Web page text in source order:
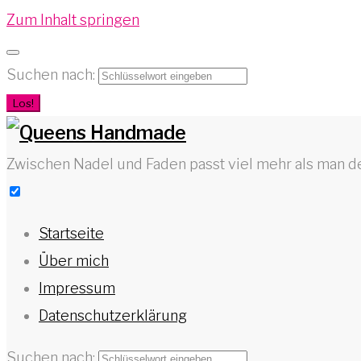
Zum Inhalt springen
Suchen nach:
Los!
Zwischen Nadel und Faden passt viel mehr als man
Startseite
Über mich
Impressum
Datenschutzerklärung
Suchen nach: